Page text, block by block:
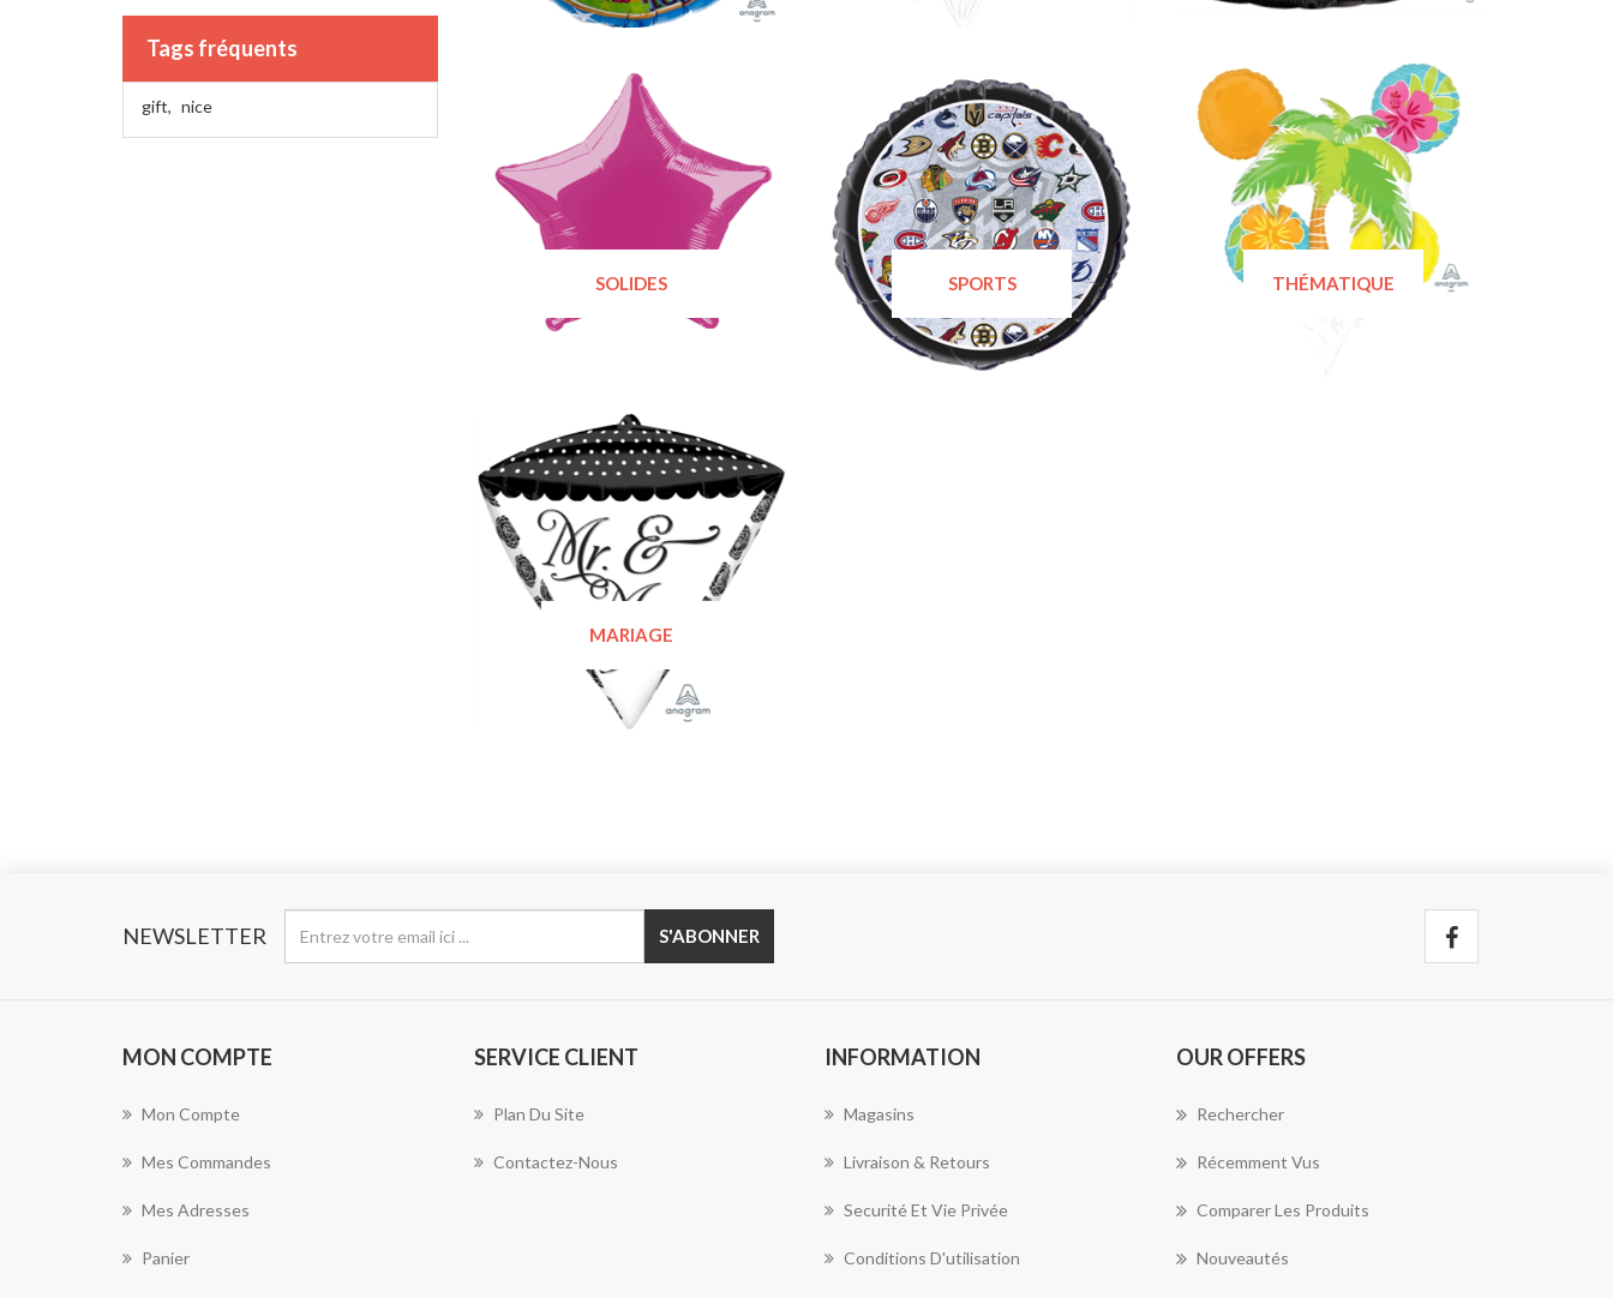
Tags fréquents
gift, nice
SOLIDES SPORTS THÉMATIQUE
MARIAGE
NEWSLETTER
MON COMPTE
Mon Compte
Mes Commandes
Mes Adresses
Panier
SERVICE CLIENT
Plan Du Site
Contactez-Nous
INFORMATION
Magasins
Livraison & Retours
Securité Et Vie Privée
Conditions D'utilisation
OUR OFFERS
Rechercher
Récemment Vus
Comparer Les Produits
Nouveautés